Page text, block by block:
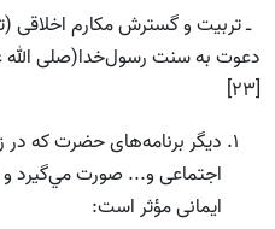
دعوت به سنت رسول‌خدا(صلی الله
[23]
دیگر برنامه‌هاى حضرت كه در
اجتماعى و... صورت مي‌گيرد و
ايمانى مؤثر است: